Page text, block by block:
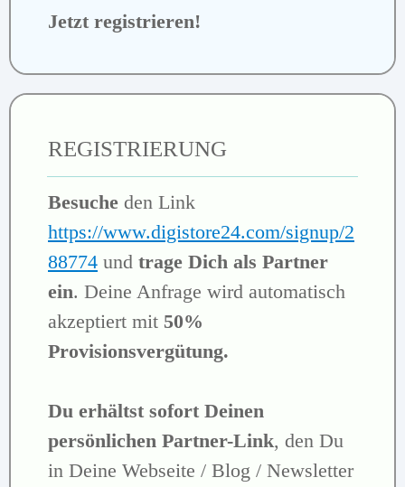
Jetzt registrieren!
REGISTRIERUNG
Besuche den Link
https://www.digistore24.com/signup/2
88774 und trage Dich als Partner
ein. Deine Anfrage wird automatisch
akzeptiert mit 50%
Provisionsvergütung.
Du erhältst sofort Deinen
persönlichen Partner-Link, den Du
in Deine Webseite / Blog / Newsletter